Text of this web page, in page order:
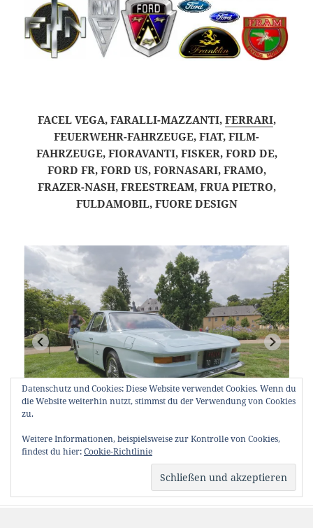
FACEL VEGA, FARALLI-MAZZANTI, FERRARI,
FEUERWEHR-FAHRZEUGE, FIAT, FILM-
FAHRZEUGE, FIORAVANTI, FISKER, FORD DE,
FORD FR, FORD US, FORNASARI, FRAMO,
FRAZER-NASH, FREESTREAM, FRUA PIETRO,
FULDAMOBIL, FUORE DESIGN
Datenschutz und Cookies: Diese Website verwendet Cookies. Wenn du
die Website weiterhin nutzt, stimmst du der Verwendung von Cookies
zu.
Weitere Informationen, beispielsweise zur Kontrolle von Cookies,
findest du hier:Cookie-Richtlinie